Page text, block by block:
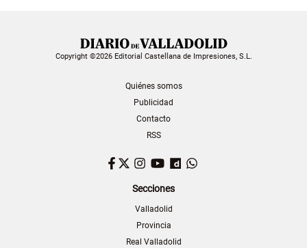
Copyright ©2026 Editorial Castellana de Impresiones, S.L.
Quiénes somos
Publicidad
Contacto
RSS
Facebook
TwitterInstagram
YouTubeDailymotion
Secciones
Valladolid
Provincia
Real Valladolid